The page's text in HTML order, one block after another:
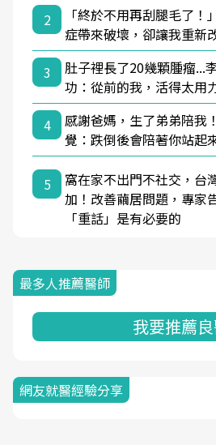
2
「終於不用再刮腿毛了
症帶來破壞，卻讓我重新
3
肚子裡長了20幾顆腫瘤...
功：從前的我，活得太用
4
感謝爸媽，生了弟弟陪我
覺：跌倒後會陪著你站起
5
窩在家不出門不社交，台
加！改善繭居問題，專家
「重話」是有必要的
最多人推薦醫師
我要推薦
網友就醫經驗分享